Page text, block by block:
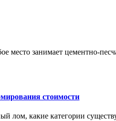
место занимает цементно-
стоимости
лом, какие категории